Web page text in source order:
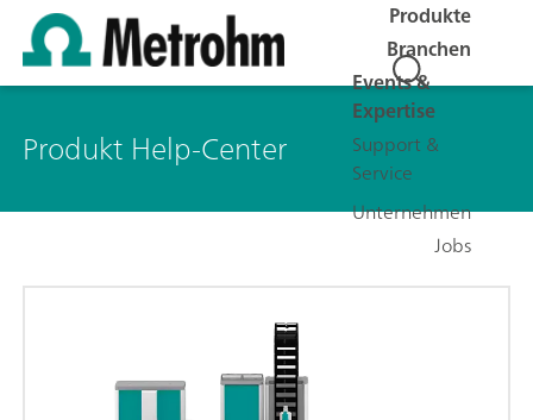
Produkte
Branchen
Events &
Expertise
Support &
Service
Unternehmen
Jobs
Produkt Help-Center